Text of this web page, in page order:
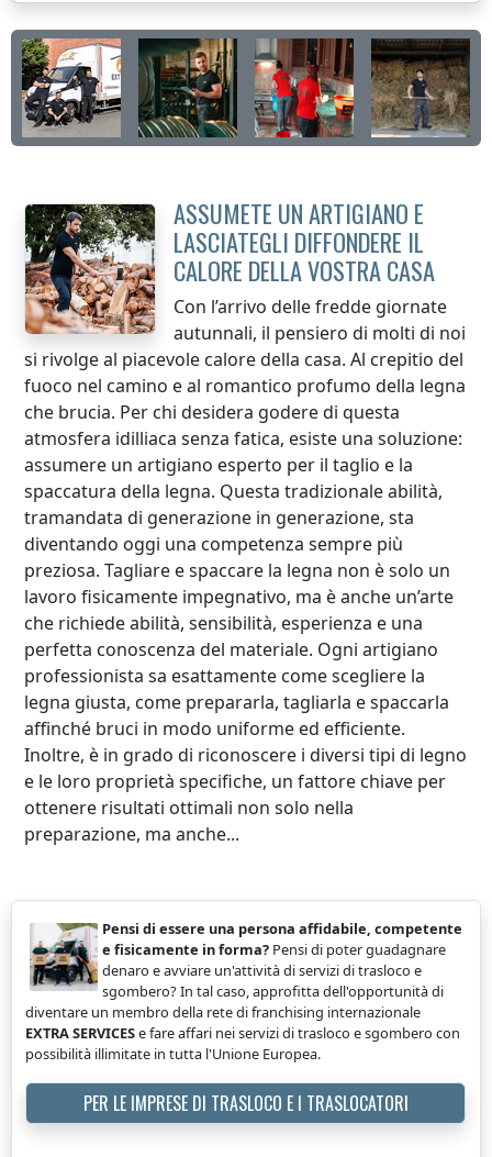
ASSUMETE UN ARTIGIANO E
LASCIATEGLI DIFFONDERE IL
CALORE DELLA VOSTRA CASA
Con l’arrivo delle fredde giornate
autunnali, il pensiero di molti di noi
si rivolge al piacevole calore della casa. Al crepitio del
fuoco nel camino e al romantico profumo della legna
che brucia. Per chi desidera godere di questa
atmosfera idilliaca senza fatica, esiste una soluzione:
assumere un artigiano esperto per il taglio e la
spaccatura della legna. Questa tradizionale abilità,
tramandata di generazione in generazione, sta
diventando oggi una competenza sempre più
preziosa. Tagliare e spaccare la legna non è solo un
lavoro fisicamente impegnativo, ma è anche un’arte
che richiede abilità, sensibilità, esperienza e una
perfetta conoscenza del materiale. Ogni artigiano
professionista sa esattamente come scegliere la
legna giusta, come prepararla, tagliarla e spaccarla
affinché bruci in modo uniforme ed efficiente.
Inoltre, è in grado di riconoscere i diversi tipi di legno
e le loro proprietà specifiche, un fattore chiave per
ottenere risultati ottimali non solo nella
preparazione, ma anche...
Pensi di essere una persona affidabile, competente
e fisicamente in forma? Pensi di poter guadagnare
denaro e avviare un'attività di servizi di trasloco e
sgombero? In tal caso, approfitta dell'opportunità di
diventare un membro della rete di franchising internazionale
EXTRA SERVICESe fare affari nei servizi di trasloco e sgombero con
possibilità illimitate in tutta l'Unione Europea.
PER LE IMPRESE DI TRASLOCO E I TRASLOCATORI